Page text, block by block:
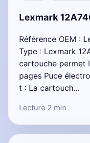
Lexmark
Référence OEM :
Type : Lexmark
cartouche permet
pages Puce
t : La cartouch…
Lecture 2 min